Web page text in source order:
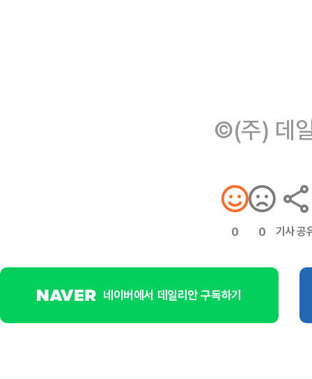
©(주) 데
0 0 기사 공
네이버에서 데일리안 구독하기